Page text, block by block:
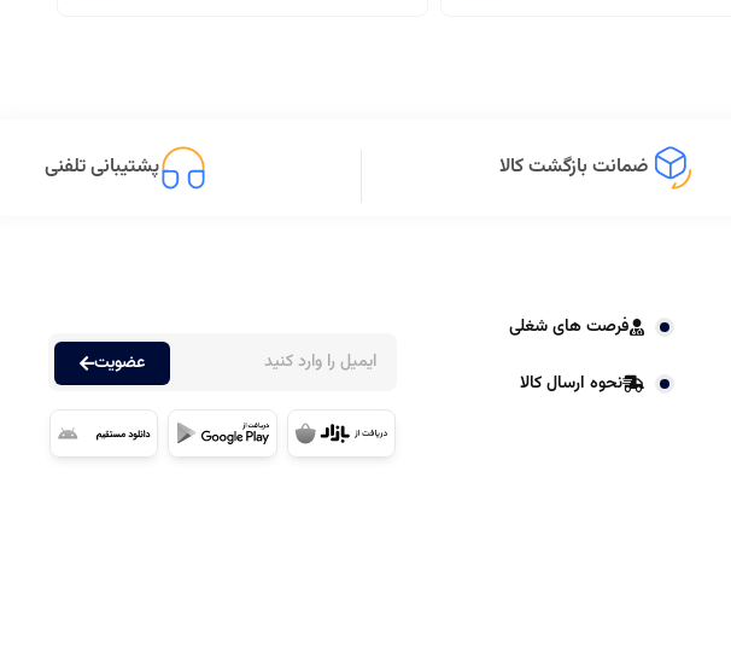
ضمانت بازگشت کالا پشتیبانی تلفنی
فرصت های شغلی
نحوه ارسال کالا
عضویت